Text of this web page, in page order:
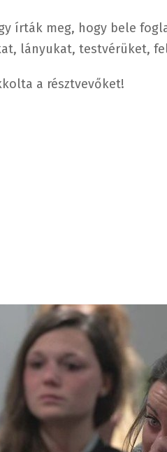
írták meg, hogy bele
lányukat, testvérüket,
a résztvevőket!